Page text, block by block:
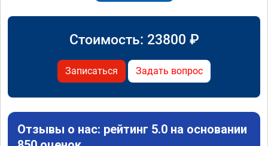
Стоимость: 23800 ₽
Записаться Задать вопрос
Отзывы о нас: рейтинг 5.0 на основании